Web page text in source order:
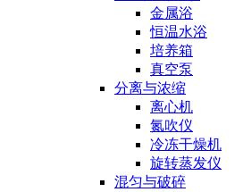
金属浴
恒温水浴
培养箱
真空泵
分离与浓缩
离心机
氮吹仪
冷冻干燥机
旋转蒸发仪
混匀与破碎